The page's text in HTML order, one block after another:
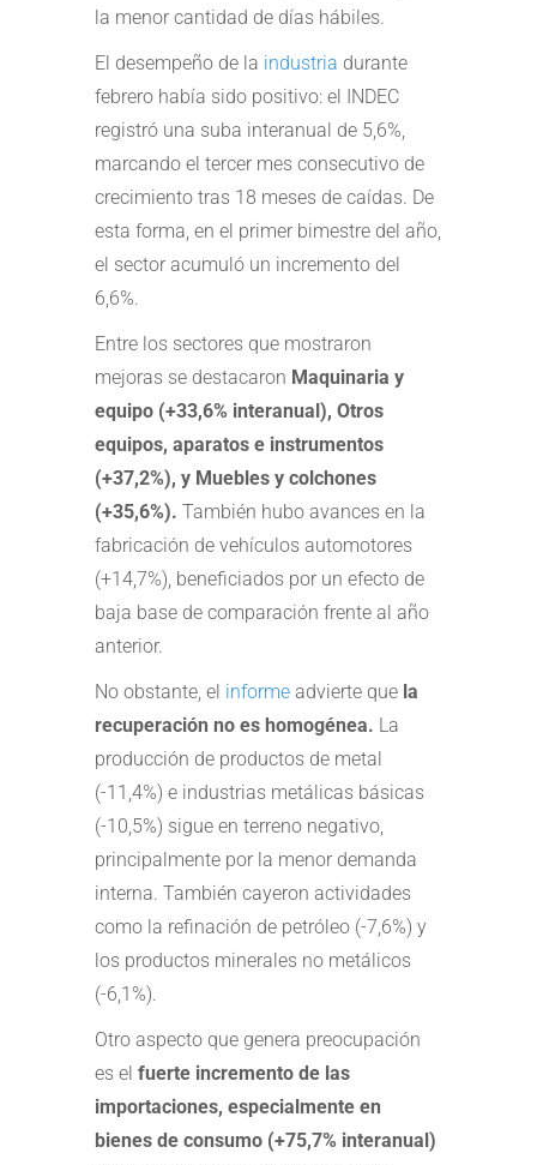
la menor cantidad de días hábiles.
El desempeño de la industria durante
febrero había sido positivo: el INDEC
registró una suba interanual de 5,6%,
marcando el tercer mes consecutivo de
crecimiento tras 18 meses de caídas. De
esta forma, en el primer bimestre del año,
el sector acumuló un incremento del
6,6%.
Entre los sectores que mostraron
mejoras se destacaron Maquinaria y
equipo (+33,6% interanual), Otros
equipos, aparatos e instrumentos
(+37,2%), y Muebles y colchones
(+35,6%). También hubo avances en la
fabricación de vehículos automotores
(+14,7%), beneficiados por un efecto de
baja base de comparación frente al año
anterior.
No obstante, el informe advierte que la
recuperación no es homogénea. La
producción de productos de metal
(-11,4%) e industrias metálicas básicas
(-10,5%) sigue en terreno negativo,
principalmente por la menor demanda
interna. También cayeron actividades
como la refinación de petróleo (-7,6%) y
los productos minerales no metálicos
(-6,1%).
Otro aspecto que genera preocupación
es el fuerte incremento de las
importaciones, especialmente en
bienes de consumo (+75,7% interanual)